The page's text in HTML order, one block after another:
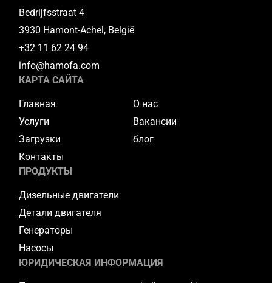
Bedrijfsstraat 4
3930 Hamont-Achel, België
+32 11 62 24 94
info@hamofa.com
КАРТА САЙТА
Главная
О нас
Услуги
Вакансии
Загрузки
блог
Контакты
ПРОДУКТЫ
Дизельные двигатели
Детали двигателя
Генераторы
Насосы
ЮРИДИЧЕСКАЯ ИНФОРМАЦИЯ